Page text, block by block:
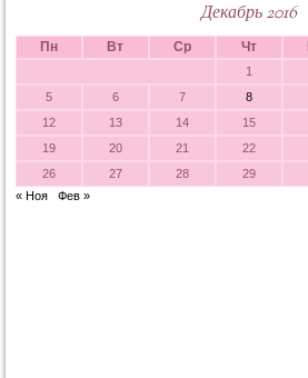
Декабрь 2016
Пн Вт Ср Чт
1
5
6 7 8
12
13 14 15
19
20 21 22
26
27 28 29
« Ноя
Фев »